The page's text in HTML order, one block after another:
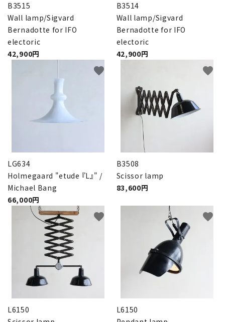
B3515
Wall lamp/Sigvard
Bernadotte for IFO
electoric
42,900円
B3514
Wall lamp/Sigvard
Bernadotte for IFO
electoric
42,900円
LG634
Holmegaard "etude 『L』" /
Michael Bang
66,000円
favorite
B3508
Scissor lamp
83,600円
favorite
L6150
favorite
L6150
favorite